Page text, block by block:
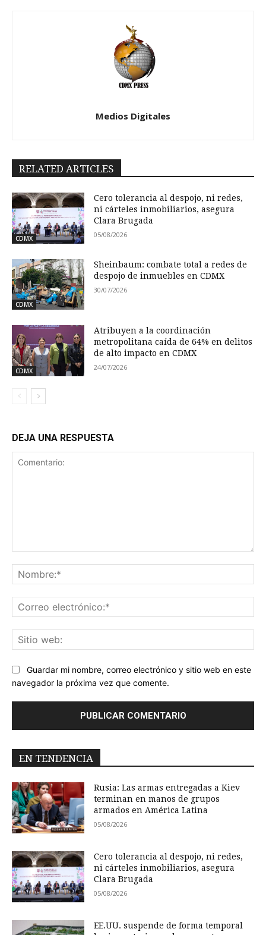
Medios Digitales
RELATED ARTICLES
CDMX
Cero tolerancia al despojo, ni redes,
ni cárteles inmobiliarios, asegura
Clara Brugada
05/08/2026
CDMX
Sheinbaum: combate total a redes de
despojo de inmuebles en CDMX
30/07/2026
CDMX
Atribuyen a la coordinación
metropolitana caída de 64% en delitos
de alto impacto en CDMX
24/07/2026
DEJA UNA RESPUESTA
Guardar mi nombre, correo electrónico y sitio web en este
navegador la próxima vez que comente.
EN TENDENCIA
Rusia: Las armas entregadas a Kiev
terminan en manos de grupos
armados en América Latina
05/08/2026
Cero tolerancia al despojo, ni redes,
ni cárteles inmobiliarios, asegura
Clara Brugada
05/08/2026
EE.UU. suspende de forma temporal